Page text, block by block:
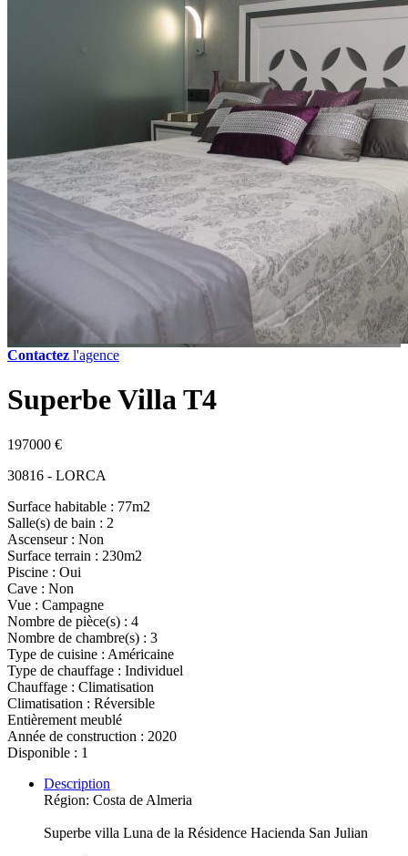
Contactez l'agence
Superbe Villa T4
197000 €
30816 - LORCA
Surface habitable : 77m2
Salle(s) de bain : 2
Ascenseur : Non
Surface terrain : 230m2
Piscine : Oui
Cave : Non
Vue : Campagne
Nombre de pièce(s) : 4
Nombre de chambre(s) : 3
Type de cuisine : Américaine
Type de chauffage : Individuel
Chauffage : Climatisation
Climatisation : Réversible
Entièrement meublé
Année de construction : 2020
Disponible : 1
Description
Région: Costa de Almeria
Superbe villa Luna de la Résidence Hacienda San Julian